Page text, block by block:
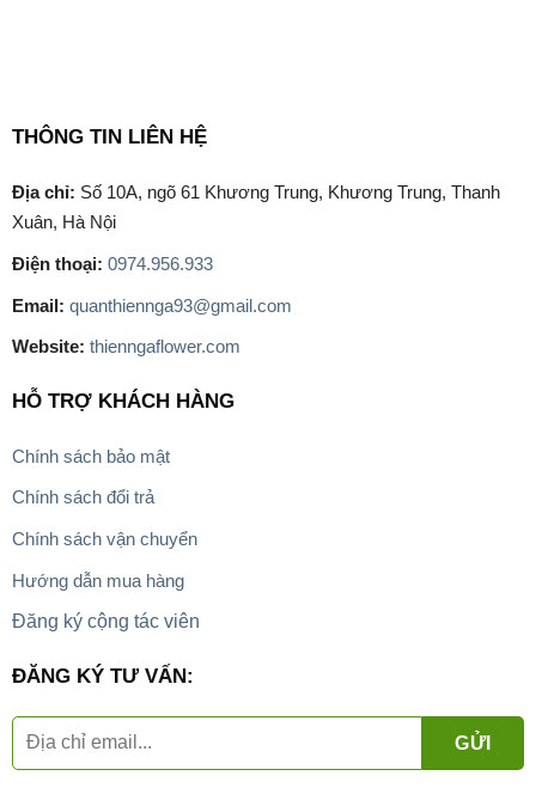
THÔNG TIN LIÊN HỆ
Địa chỉ: Số 10A, ngõ 61 Khương Trung, Khương Trung, Thanh
Xuân, Hà Nội
Điện thoại: 0974.956.933
Email: quanthiennga93@gmail.com
Website: thienngaflower.com
HỖ TRỢ KHÁCH HÀNG
Chính sách bảo mật
Chính sách đổi trả
Chính sách vận chuyển
Hướng dẫn mua hàng
Đăng ký cộng tác viên
ĐĂNG KÝ TƯ VẤN: